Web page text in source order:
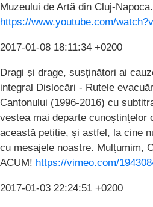
Muzeului de Artă din Cluj-Napoca.
https://www.youtube.com/
2017-01-08 18:11:34 +0200
Dragi și drage, susținători ai
integral Dislocări - Rutele
Cantonului (1996-2016) cu
vestea mai departe cunoștințelor
această petiție, și astfel, la cine
cu mesajele noastre. Mulțumim,
ACUM! https://vimeo.com/
2017-01-03 22:24:51 +0200